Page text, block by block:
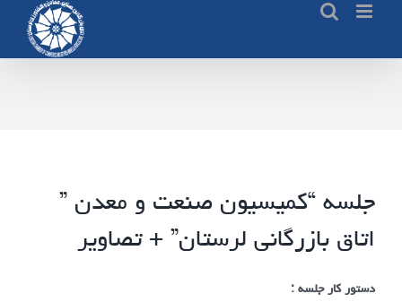
content
جلسه “کمیسیون صنعت و معدن ”
اتاق بازرگانی لرستان” + تصاویر
دستور کار جلسه :